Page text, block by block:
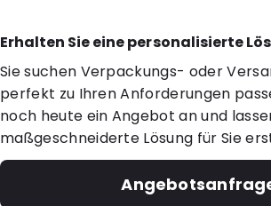
Erhalten Sie eine personalisierte
Sie suchen Verpackungs- oder
perfekt zu Ihren Anforderungen
noch heute ein Angebot an und
maßgeschneiderte Lösung für Sie